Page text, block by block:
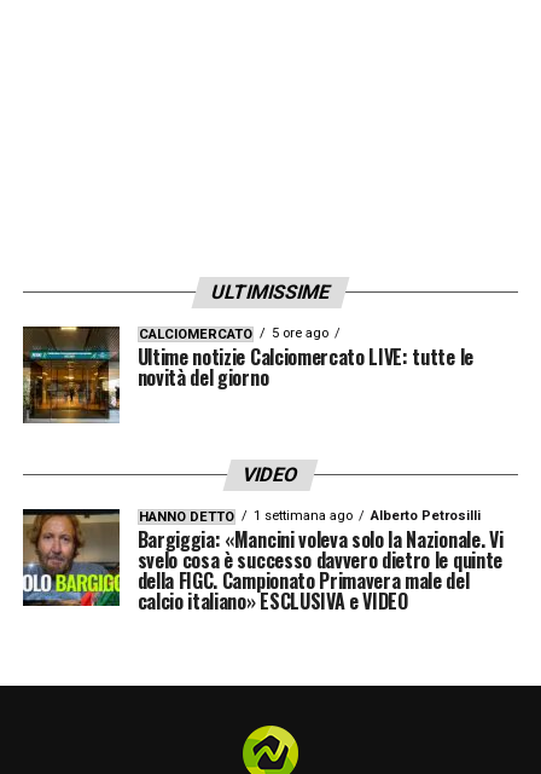
ULTIMISSIME
CALCIOMERCATO 5 ore ago
Ultime notizie Calciomercato LIVE: tutte le
novità del giorno
VIDEO
HANNO DETTO 1 settimana ago Alberto Petrosilli
Bargiggia: «Mancini voleva solo la Nazionale. Vi
svelo cosa è successo davvero dietro le quinte
della FIGC. Campionato Primavera male del
calcio italiano» ESCLUSIVA e VIDEO